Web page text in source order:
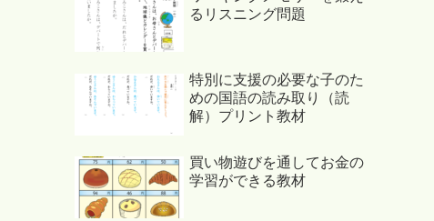
るリスニング問題
特別に支援の必要な子のた
めの国語の読み取り（読
解）プリント教材
買い物遊びを通してお金の
学習ができる教材